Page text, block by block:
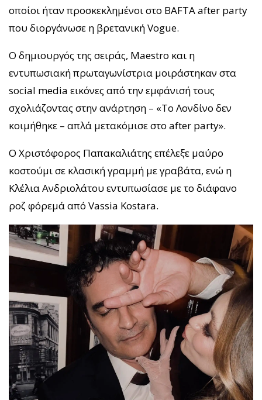
οποίοι ήταν προσκεκλημένοι στο BAFTA after party
που διοργάνωσε η βρετανική Vogue.
Ο δημιουργός της σειράς, Maestro και η
εντυπωσιακή πρωταγωνίστρια μοιράστηκαν στα
social media εικόνες από την εμφάνισή τους
σχολιάζοντας στην ανάρτηση – «Το Λονδίνο δεν
κοιμήθηκε – απλά μετακόμισε στο after party».
Ο Χριστόφορος Παπακαλιάτης επέλεξε μαύρο
κοστούμι σε κλασική γραμμή με γραβάτα, ενώ η
Κλέλια Ανδριολάτου εντυπωσίασε με το διάφανο
ροζ φόρεμά από Vassia Kostara.